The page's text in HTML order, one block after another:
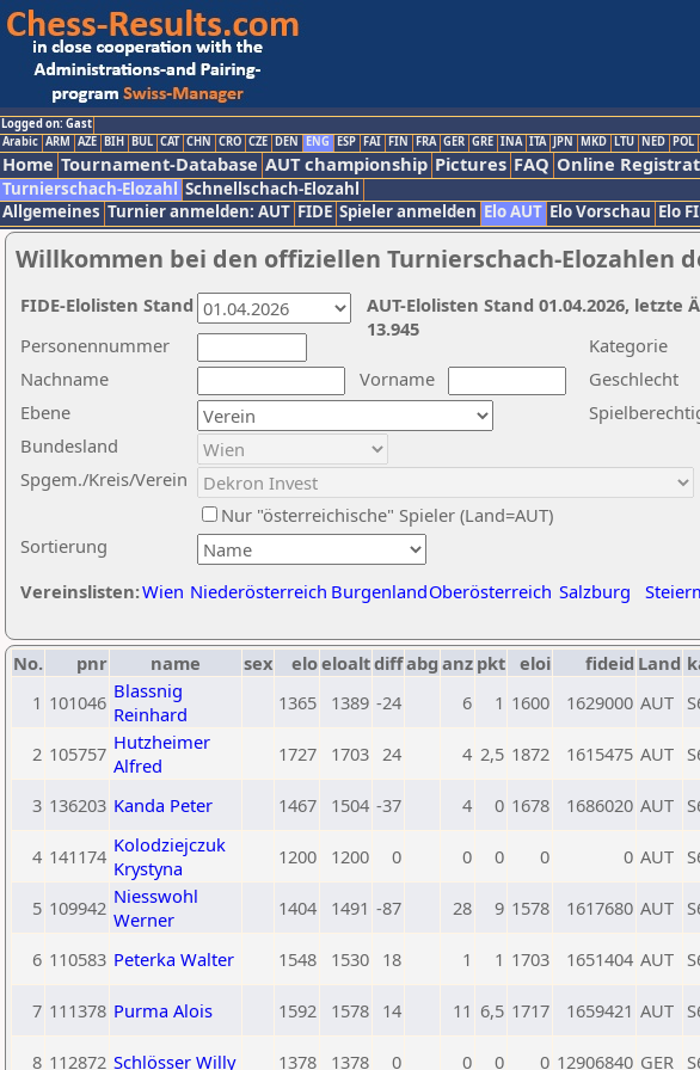
Logged on: Gast
Arabic ARM AZE BIH BUL CAT CHN CRO CZE DEN ENG ESP FAI FIN FRA GER GRE INA ITA JPN MKD LTU NED POL
Home Tournament-Database AUT championship Pictures FAQ Online
Turnierschach-Elozahl Schnellschach-Elozahl
Allgemeines Turnier anmelden: AUT FIDE Spieler anmelden Elo AUT Elo Vorschau Elo
Willkommen bei den offiziellen Turnierschach-Elozahlen
Nachname
Vorname
Ebene
Kategorie
Sortierung
Personennummer
Bundesland
Spgem./Kreis/Verein
Geschlecht
Nur "österreichische" Spieler (Land=AUT)
Vereinslisten:Wien Niederösterreich BurgenlandOberösterreich Salzburg
AUT-Elolisten Stand 01.04.2026,
13.945
FIDE-Elolisten Stand
No. pnr name sex eloeloaltdiffabg anz pkt eloi fideid Land
1 101046 Blassnig
Reinhard
1365 1389 -24 6 1 1600 1629000 AUT
2 105757 Hutzheimer
Alfred
1727 1703 24 4 2,5 1872 1615475 AUT
3 136203 Kanda Peter 1467 1504 -37 4 0 1678 1686020 AUT
4 141174 Kolodziejczuk
Krystyna
1200 1200 0 0 0 0 0 AUT
5 109942 Niesswohl
Werner
1404 1491 -87 28 9 1578 1617680 AUT
6 110583 Peterka Walter 1548 1530 18 1 1 1703 1651404 AUT
7 111378 Purma Alois 1592 1578 14 11 6,5 1717 1659421 AUT
8 112872 Schlösser Willy 1378 1378 0 0 0 0 12906840 GER